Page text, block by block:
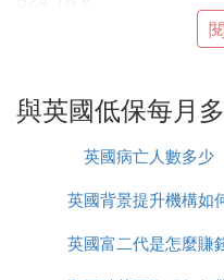
1
897,44 €
943,49 €
與英國低保每月
英國病亡人數多少
英國背景提升機構如
辦理
英國富二代是怎麼賺